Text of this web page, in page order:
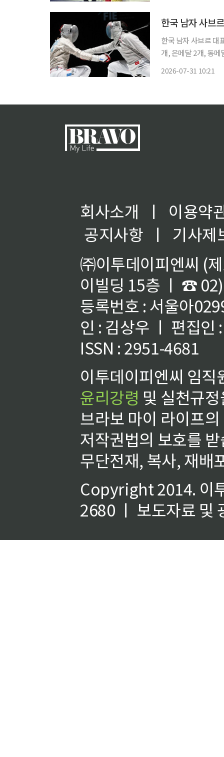
한국 남자 사브
한국 남자 사브르 대
개, 은메달 2개, 동메달 1개로
2026-07-31 10:21
회사소개 ㅣ
이용약
공지사항
ㅣ
기사제
㈜이투데이피엔씨 (
이빌딩 15층 ㅣ ☎
등록번호 : 서울아
인 : 김상우 ㅣ 편집인
ISSN : 2951-4681
이투데이피엔씨 임
윤리강령 및 실천규
브라보 마이 라이프
저작권법의 보호를
무단전재, 복사, 재배
Copyright 2014. 이
2680 ㅣ 보도자료